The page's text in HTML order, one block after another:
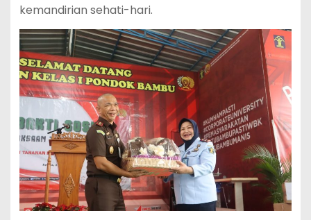
kemandirian sehati-hari.